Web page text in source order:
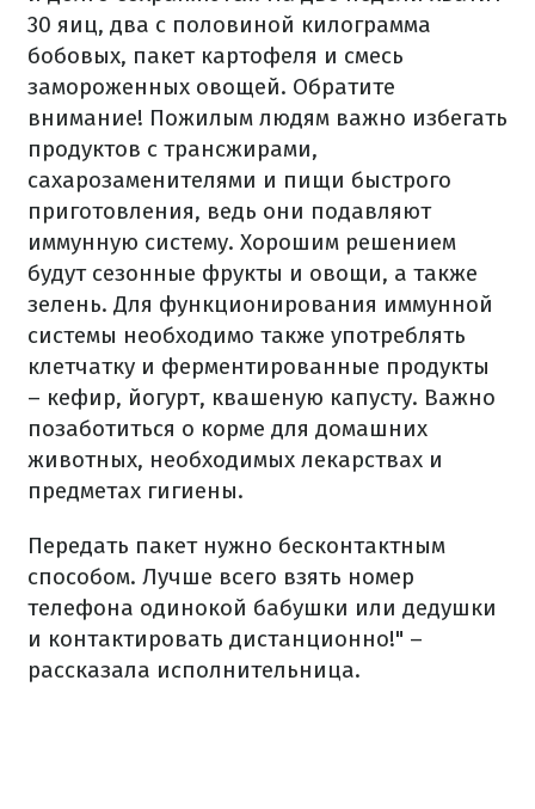
30 яиц, два с половиной килограмма
бобовых, пакет картофеля и смесь
замороженных овощей. Обратите
внимание! Пожилым людям важно избегать
продуктов с трансжирами,
сахарозаменителями и пищи быстрого
приготовления, ведь они подавляют
иммунную систему. Хорошим решением
будут сезонные фрукты и овощи, а также
зелень. Для функционирования иммунной
системы необходимо также употреблять
клетчатку и ферментированные продукты
– кефир, йогурт, квашеную капусту. Важно
позаботиться о корме для домашних
животных, необходимых лекарствах и
предметах гигиены.
Передать пакет нужно бесконтактным
способом. Лучше всего взять номер
телефона одинокой бабушки или дедушки
и контактировать дистанционно!" –
рассказала исполнительница.